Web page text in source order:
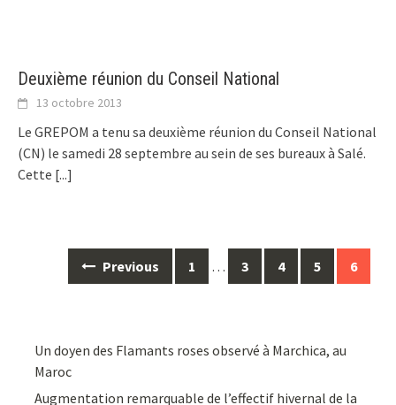
Deuxième réunion du Conseil National
13 octobre 2013
Le GREPOM a tenu sa deuxième réunion du Conseil National
(CN) le samedi 28 septembre au sein de ses bureaux à Salé.
Cette [...]
navigation
Previous 1 … 3 4 5 6
Un doyen des Flamants roses observé à Marchica, au
Maroc
Augmentation remarquable de l’effectif hivernal de la